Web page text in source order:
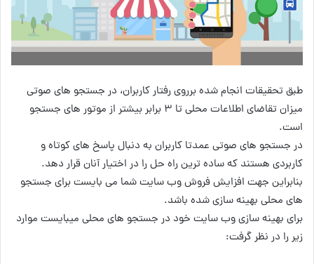
طبق تحقیقات انجام شده برروی رفتار کاربران، در جستجو های صوتی
میزان تقاضای اطلاعات محلی تا ۳ برابر بیشتر از موتور های جستجو
است.
در جستجو های صوتی عمدتا کاربران به دنبال پاسخ های کوتاه و
کاربردی هستند که ساده ترین راه حل را در اختیار آنان قرار دهد.
بنابراین جهت افزایش فروش وب سایت شما می بایست برای جستجو
های محلی بهینه سازی شده باشد.
برای بهینه سازی وب سایت خود در جستجو های محلی میبایست موارد
زیر را در نظر گرفت: